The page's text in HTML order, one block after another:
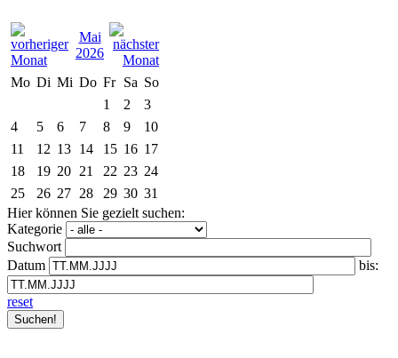
Mai
2026
Mo Di Mi Do Fr Sa So
1
2
3
4
5 6 7 8 9
10
11
12 13 14 15 16 17
18
19 20 21 22 23 24
25
26 27 28 29 30 31
Hier können Sie gezielt suchen:
Kategorie
Suchwort
Datum
bis:
reset